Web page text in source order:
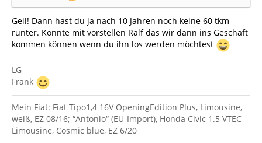
Geil! Dann hast du ja nach 10 Jahren noch keine 60 tkm
runter. Könnte mit vorstellen Ralf das wir dann ins Geschäft
kommen können wenn du ihn los werden möchtest
LG
Frank
Mein Fiat: Fiat Tipo1,4 16V OpeningEdition Plus, Limousine,
weiß, EZ 08/16; “Antonio“ (EU-Import), Honda Civic 1.5 VTEC
Limousine, Cosmic blue, EZ 6/20